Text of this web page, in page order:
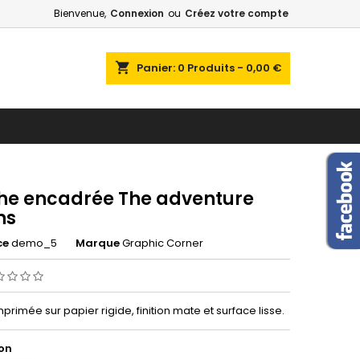
Bienvenue, Connexion ou Créez votre compte
shopping_cart Panier: 0 Produits - 0,00 €
encadrée The adventure
demo_5 MarqueGraphic Corner
sur papier rigide, finition mate et surface lisse.